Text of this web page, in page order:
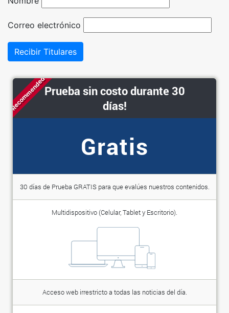
Correo electrónico
Recibir Titulares
RecommendedPrueba sin costo durante 30
días!
Gratis
30 días de Prueba GRATIS para que evalúes nuestros contenidos.
Multidispositivo (Celular, Tablet y Escritorio).
Acceso web irrestricto a todas las noticias del día.